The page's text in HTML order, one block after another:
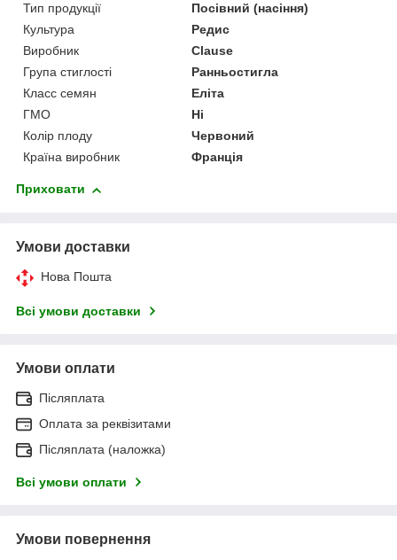
Тип продукції
Посівний (насіння)
Культура
Редис
Виробник
Clause
Група стиглості
Ранньостигла
Класс семян
Еліта
ГМО
Ні
Колір плоду
Червоний
Країна виробник
Франція
Приховати
Умови доставки
Нова Пошта
Всі умови доставки
Умови оплати
Післяплата
Оплата за реквізитами
Післяплата (наложка)
Всі умови оплати
Умови повернення